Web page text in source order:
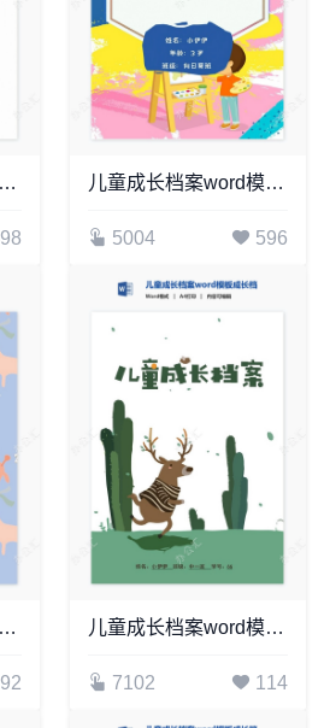
儿童成长档案word模板成长档案学生word成长手册(17) 儿童成长档案word模板成长档案学生word成长手册(8)
5004 596
儿童成长档案word模板成长档案学生word成长手册(4) 儿童成长档案word模板成长档案学生word成长手册(18)
7102 114